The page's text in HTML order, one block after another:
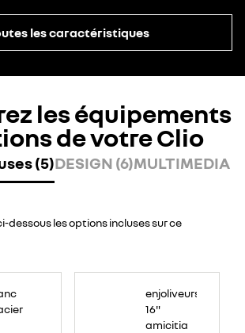
les caractéristiques
les équipements
de votre Clio
(5)DESIGN (6)MULTIMEDIA
dessous les options incluses sur ce
enjoliveurs
16"
amicitia